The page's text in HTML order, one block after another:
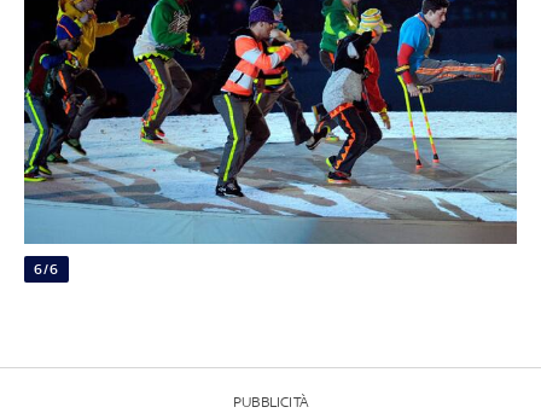
6/6
PUBBLICITÀ